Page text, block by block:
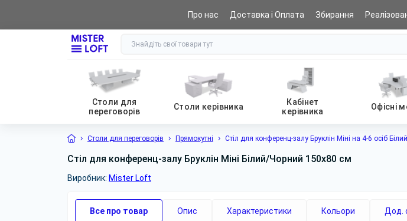
0 (800) 441 065
Про нас Доставка і Оплата Збирання
Столи для
переговорів
Столи керівника
Кабінет
керівника
Офісні
Столи для переговорів Прямокутні Стіл для конференц-залу Бруклін Міні на 4-6 осіб
Стіл для конференц-залу Бруклін Міні Білий/Чорний 150x80 см
Виробник: Mister Loft
Все про товар Опис Характеристики Кольори Дод.